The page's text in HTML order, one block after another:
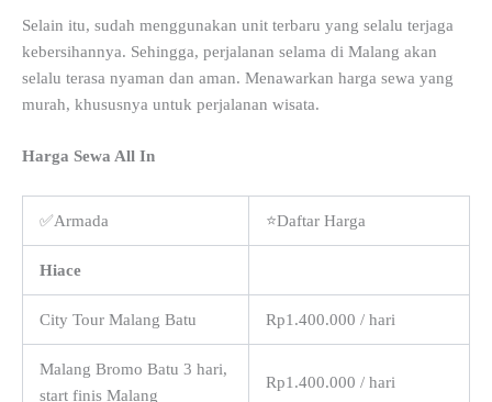
Selain itu, sudah menggunakan unit terbaru yang selalu terjaga
kebersihannya. Sehingga, perjalanan selama di Malang akan
selalu terasa nyaman dan aman. Menawarkan harga sewa yang
murah, khususnya untuk perjalanan wisata.
Harga Sewa All In
✅Armada ⭐Daftar Harga
Hiace
City Tour Malang Batu Rp1.400.000 / hari
Malang Bromo Batu 3 hari,
start finis Malang
Rp1.400.000 / hari